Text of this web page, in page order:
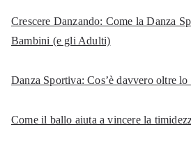
Crescere Danzando: Come la Danza
Bambini (e gli Adulti)
Danza Sportiva: Cos’è davvero oltre
Come il ballo aiuta a vincere la